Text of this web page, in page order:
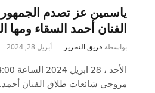
ياسمين عز تصدم الجمهور
الفنان أحمد السقاء ومها
بواسطة فريق التحرير أبريل 28, 2024
مروجي شائعات طلاق الفنان